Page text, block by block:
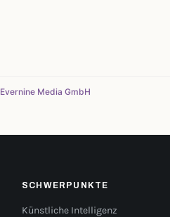
Evernine Media GmbH
SCHWERPUNKTE
Künstliche Intelligenz